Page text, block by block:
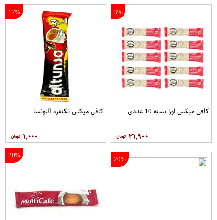
3%
کافی میکس اورا بسته 10 عددی
۳۱,۹۰۰
17%
کافي ميکس تکنفره آلتونسا
۱,۰۰۰
20%
20%